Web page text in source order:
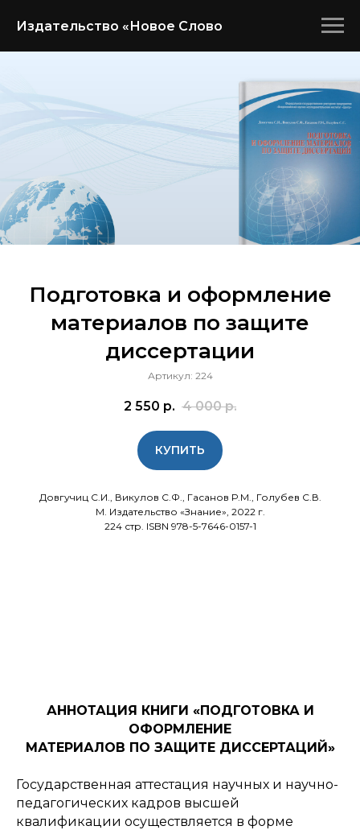
Издательство «Новое Слово
Подготовка и оформление
материалов по защите
диссертации
Артикул: 224
2 550 р. 4 000 р.
КУПИТЬ
Довгучиц С.И., Викулов С.Ф., Гасанов Р.М., Голубев С.В.
М. Издательство «Знание», 2022 г.
224 стр. ISBN 978-5-7646-0157-1
АННОТАЦИЯ КНИГИ «ПОДГОТОВКА И
ОФОРМЛЕНИЕ
МАТЕРИАЛОВ ПО ЗАЩИТЕ ДИССЕРТАЦИЙ»
Государственная аттестация научных и научно-
педагогических кадров высшей
квалификации осуществляется в форме